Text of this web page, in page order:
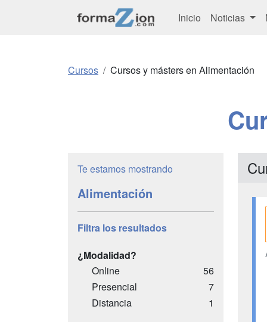
Inicio Noticias
Cursos Cursos y másters en Alimentación
Te estamos mostrando
Alimentación
Filtra los resultados
¿Modalidad?
Online
56
Presencial
7
Distancia
1